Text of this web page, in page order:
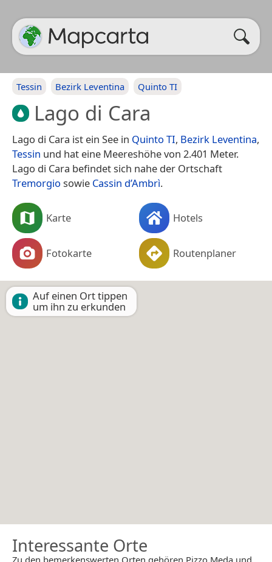
Tessin Bezirk Leventina Quinto TI
Lago di Cara
Lago di Cara ist ein See in Quinto TI, Bezirk Leventina,
Tessin und hat eine Meereshöhe von 2.401 Meter.
Lago di Cara befindet sich nahe der Ortschaft
Tremorgio sowie Cassin d’Ambrì.
Karte Hotels
Fotokarte Routenplaner
Auf einen Ort tippen
um ihn zu erkunden
Interessante Orte
Zu den bemerkenswerten Orten gehören Pizzo Meda und